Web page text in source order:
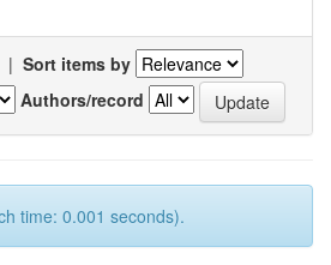
| Sort items by
Authors/record
time: 0.001 seconds).